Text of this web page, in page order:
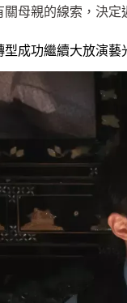
關母親的線索，決
成功繼續大放演藝